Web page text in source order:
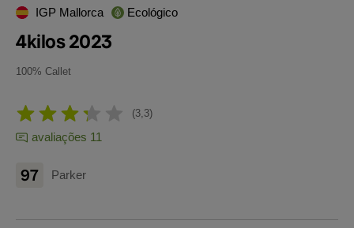
IGP Mallorca Ecológico
4kilos 2023
100% Callet
3,3
avaliações 11
97 Parker